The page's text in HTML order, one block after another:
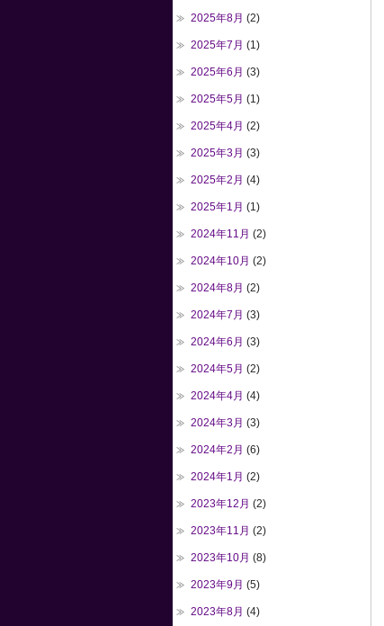
2025年8月 (2)
2025年7月 (1)
2025年6月 (3)
2025年5月 (1)
2025年4月 (2)
2025年3月 (3)
2025年2月 (4)
2025年1月 (1)
2024年11月 (2)
2024年10月 (2)
2024年8月 (2)
2024年7月 (3)
2024年6月 (3)
2024年5月 (2)
2024年4月 (4)
2024年3月 (3)
2024年2月 (6)
2024年1月 (2)
2023年12月 (2)
2023年11月 (2)
2023年10月 (8)
2023年9月 (5)
2023年8月 (4)